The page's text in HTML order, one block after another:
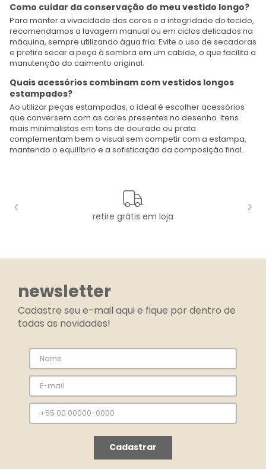
Como cuidar da conservação do meu vestido longo?
Para manter a vivacidade das cores e a integridade do tecido,
recomendamos a lavagem manual ou em ciclos delicados na
máquina, sempre utilizando água fria. Evite o uso de secadoras
e prefira secar a peça à sombra em um cabide, o que facilita a
manutenção do caimento original.
Quais acessórios combinam com vestidos longos
estampados?
Ao utilizar peças estampadas, o ideal é escolher acessórios
que conversem com as cores presentes no desenho. Itens
mais minimalistas em tons de dourado ou prata
complementam bem o visual sem competir com a estampa,
mantendo o equilíbrio e a sofisticação da composição final.
retire grátis em loja
newsletter
Cadastre seu e-mail aqui e fique por dentro de
todas as novidades!
Cadastrar